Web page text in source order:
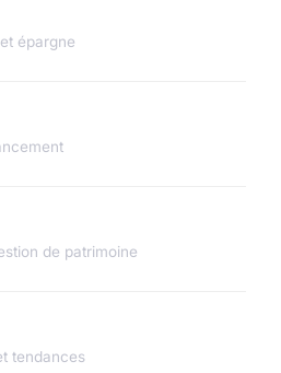
épargne
de patrimoine
tendances